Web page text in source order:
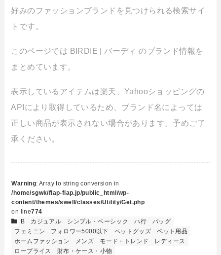
好みのファッションブランドを見つけられる検索サイ
トです。
このページでは BIRDIE | バーディ のブランド情報を
まとめています。
表示しているアイテムは楽天、Yahooショッピングの
APIにより取得しているため、ブランド名によっては
正しい商品が表示されない場合があります。予めご了
承ください。
Warning: Array to string conversion in
/home/sgwk/flap-flap.jp/public_html/wp-
content/themes/swell/classes/Utility/Get.php
on line774
B
カジュアル シンプル・ベーシック ハ行
バッグ
フェミニン
フォロワー5000以下 ペットグッズ
ペット用品
ホームファッション
メンズ モード・トレンド
レディース
ロープライス
財布・ケース・小物